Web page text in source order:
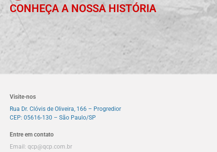
CONHEÇA A NOSSA HISTÓRIA
Visite-nos
Rua Dr. Clóvis de Oliveira, 166 – Progredior
CEP: 05616-130 – São Paulo/SP
Entre em contato
Email: qcp@qcp.com.br